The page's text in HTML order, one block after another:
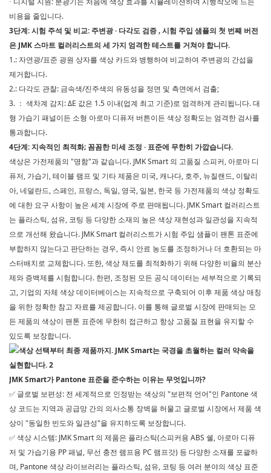
·
비용을 줄입니다.
3단계: 시험 주석 및 비교: 주변광 · 다각도 검증 , 시험 주입 샘플의 첫 번째 버전
은 JMK 스마트 컬러리스트의 세 가지 엄격한 테스트를 거쳐야 합니다.
1.: 자연광/표준 광원 상자를 색상 카드와 병행하여 비교하여 주변광의 간섭을
제거합니다.
2.: 다각도 관찰: 금속색/진주색의 유동성을 정면 및 측면에서 검출;
3. ： 색차계 감지: ΔE 값은 1.5 이내(업계 최고 기준)로 엄격하게 관리됩니다. 대
형 가습기 패널이든 소형 아로마 디퓨저 버튼이든 색상 정확도는 엄격한 검사를
통과합니다.
4단계: 지속적인 최적화; 꼼꼼한 미세 조정 · 표준에 무한히 가깝습니다.
색상은 가전제품의 "명함"과 같습니다. JMK Smart 의 고품질 스피커, 아로마 디
퓨저, 가습기, 테이블 램프 및 기타 제품은 미국, 캐나다, 호주, 뉴질랜드, 이탈리
아, 네덜란드, 스페인, 프랑스, ​​독일, 영국, 일본, 한국 등 가전제품의 색상 정확도
에 대한 요구 사항이 높은 세계 시장에 주로 판매됩니다. JMK Smart 컬러리스트
는 플라스틱, 섬유, 코팅 등 다양한 소재의 높은 색상 재현성과 일관성을 지속적
으로 개선해 왔습니다. JMKSmart 컬러리스트가 시험 주입 샘플이 팬톤 표준에
부합하지 않는다고 판단하는 경우, 즉시 안료 농도를 조정하거나 더 호환되는 마
스터배치로 교체합니다. 또한, 색상 채도를 최적화하기 위해 다양한 비율의 분산
제와 증백제를 시험합니다. 한편, 조정된 모든 공식 데이터는 세부적으로 기록되
고, 기업의 자체 색상 데이터베이스는 지속적으로 구축되어 이후 제품 색상 매칭
을 위한 정확한 참고 자료를 제공합니다. 이를 통해 글로벌 시장에 판매되는 모
든 제품의 색상이 팬톤 표준에 무한히 접근하고 항상 고품질 표현을 유지할 수
있도록 보장합니다.
JMK Smart가 Pantone 표준을 준수하는 이유는 무엇입니까?
✅ 글로벌 보편성: 전 세계적으로 인정받는 색상의 "보편적 언어"인 Pantone 색
상 코드는 지역과 공급망 간의 의사소통 장벽을 허물고 글로벌 시장에서 제품 색
상이 "동일한 빈도와 일관성"을 유지하도록 보장합니다.
✅ 색상 시스템: JMK Smart 의 제품은 플라스틱(스피커용 ABS 쉘, 아로마 디퓨
저 및 가습기용 PP 패널, 무선 충전 램프용 PC 램프갓) 등 다양한 소재를 포괄하
며, Pantone 색상 라이브러리는 플라스틱, 섬유, 코팅 등 여러 분야의 색상 표준